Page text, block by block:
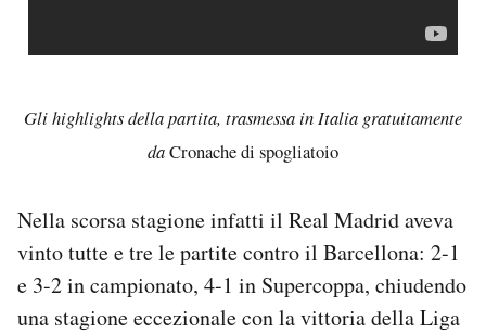
Gli highlights della partita, trasmessa in Italia gratuitamente
daCronache di spogliatoio
Nella scorsa stagione infatti il Real Madrid aveva
vinto tutte e tre le partite contro il Barcellona: 2-1
e 3-2 in campionato, 4-1 in Supercoppa, chiudendo
una stagione eccezionale con la vittoria della Liga